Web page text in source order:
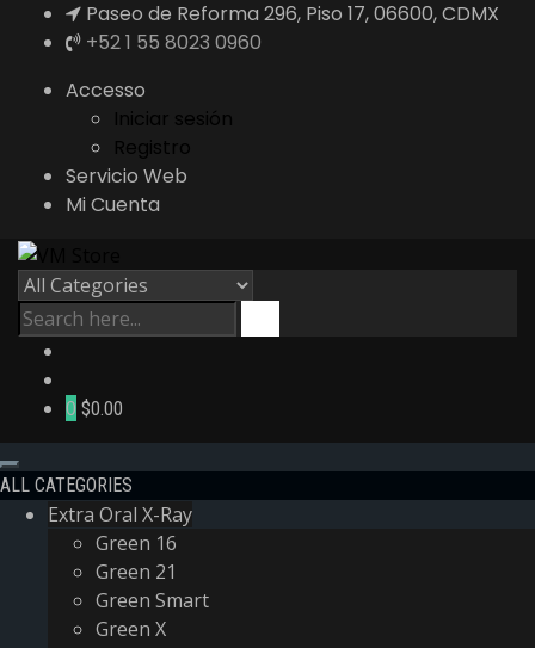
Paseo de Reforma 296, Piso 17, 06600, CDMX
+52 1 55 8023 0960
Accesso
Iniciar sesión
Registro
Servicio Web
Mi Cuenta
0 $0.00
ALL CATEGORIES
Extra Oral X-Ray
Green 16
Green 21
Green Smart
Green X